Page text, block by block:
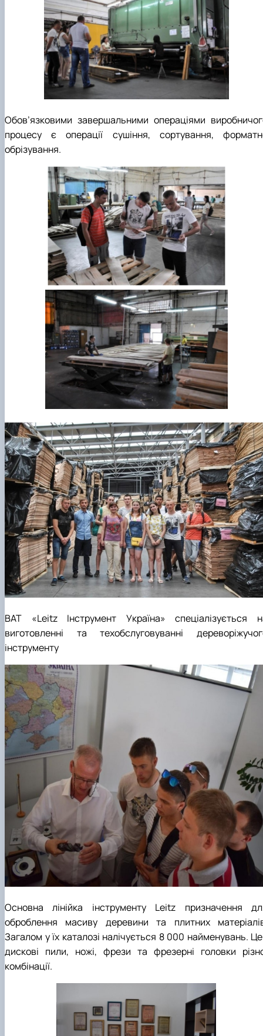
Обов’язковими завершальними операціями
процесу є операції сушіння, сортування,
обрізування.
ВАТ «Leitz Інструмент Україна» спеціалізується
виготовленні та техобслуговуванні
інструменту
Основна лінійка інструменту Leitz призначення
оброблення масиву деревини та плитних
Загалом у їх каталозі налічується 8 000 найменувань. Це
дискові пили, ножі, фрези та фрезерні головки
комбінації.